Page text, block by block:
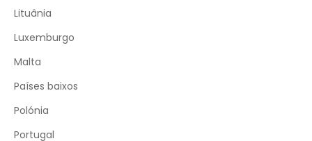
Lituânia
Luxemburgo
Malta
Países baixos
Polónia
Portugal